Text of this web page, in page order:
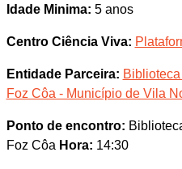
Idade Minima: 5 anos
Centro Ciência Viva:
Entidade Parceira:
Foz Côa - Município de Vila
Ponto de encontro:
Foz Côa Hora: 14:30